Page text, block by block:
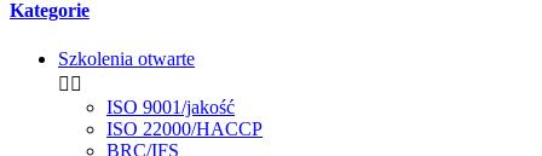
Kategorie
Szkolenia otwarte
 
ISO 9001/jakość
ISO 22000/HACCP
BRC/IFS